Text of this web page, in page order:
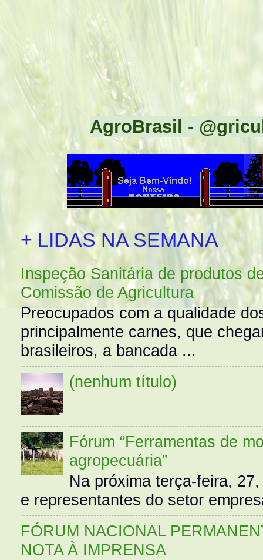
AgroBrasil -
+ LIDAS NA SEMANA
Inspeção Sanitária de produtos
Comissão de Agricultura
Preocupados com a qualidade
principalmente carnes, que
brasileiros, a bancada ...
(nenhum título)
Fórum “Ferramentas de
agropecuária”
Na próxima terça-feira,
e representantes do setor
FÓRUM NACIONAL
NOTA À IMPRENSA